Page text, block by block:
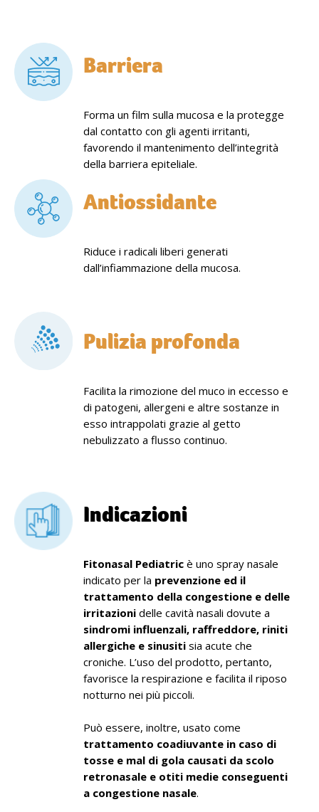
Barriera
Forma un film sulla mucosa e la protegge
dal contatto con gli agenti irritanti,
favorendo il mantenimento dell’integrità
della barriera epiteliale.
Antiossidante
Riduce i radicali liberi generati
dall’infiammazione della mucosa.
Pulizia profonda
Facilita la rimozione del muco in eccesso e
di patogeni, allergeni e altre sostanze in
esso intrappolati grazie al getto
nebulizzato a flusso continuo.
Indicazioni
Fitonasal Pediatricè uno spray nasale
indicato per la prevenzione ed il
trattamento della congestione e delle
irritazionidelle cavità nasali dovute a
sindromi influenzali, raffreddore, riniti
allergiche e sinusitisia acute che
croniche. L’uso del prodotto, pertanto,
favorisce la respirazione e facilita il riposo
notturno nei più piccoli.
Può essere, inoltre, usato come
trattamento coadiuvante in caso di
tosse e mal di gola causati da scolo
retronasale e otiti medie conseguenti
a congestione nasale.